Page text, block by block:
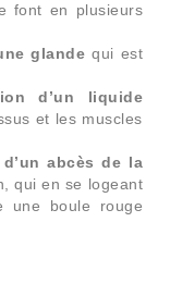
font en plusieurs
glandequi est
d’un liquide
et les muscles
abcès de la
qui en se logeant
une boule rouge